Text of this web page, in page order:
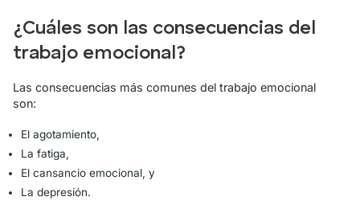
¿Cuáles son las consecuencias del
trabajo emocional?
Las consecuencias más comunes del trabajo emocional
son:
El agotamiento,
La fatiga,
El cansancio emocional, y
La depresión.